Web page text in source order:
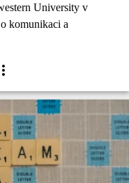
University v
komunikaci a